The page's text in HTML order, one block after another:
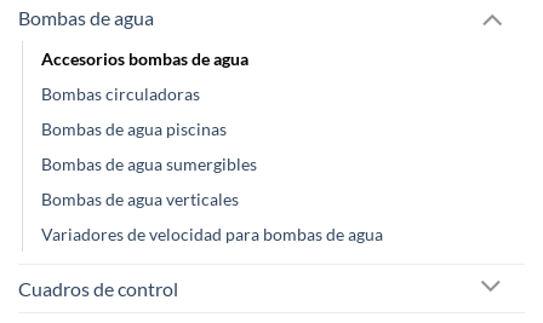
Bombas de agua
Accesorios bombas de agua
Bombas circuladoras
Bombas de agua piscinas
Bombas de agua sumergibles
Bombas de agua verticales
Variadores de velocidad para bombas de agua
Cuadros de control